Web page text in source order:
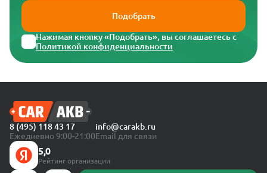
Подобрать
Нажимая кнопку «Подобрать», вы соглашаетесь с
Политикой конфиденциальности
8 (495) 118 43 17
Ежедневно 9:00-21:00
info@carakb.ru
Email для связи
5,0
Рейтинг организации